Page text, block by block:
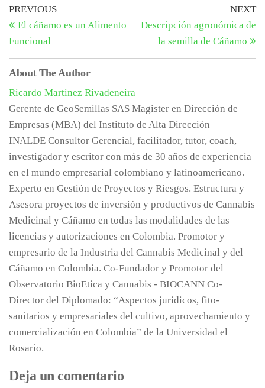
Navegación
de
entradas
Previous
Post
PREVIOUS
El cáñamo es un Alimento
Funcional
NEXT
Descripción agronómica de
la semilla de Cáñamo
About The Author
Ricardo Martinez Rivadeneira
Gerente de GeoSemillas SAS Magister en Dirección de
Empresas (MBA) del Instituto de Alta Dirección –
INALDE Consultor Gerencial, facilitador, tutor, coach,
investigador y escritor con más de 30 años de experiencia
en el mundo empresarial colombiano y latinoamericano.
Experto en Gestión de Proyectos y Riesgos. Estructura y
Asesora proyectos de inversión y productivos de Cannabis
Medicinal y Cáñamo en todas las modalidades de las
licencias y autorizaciones en Colombia. Promotor y
empresario de la Industria del Cannabis Medicinal y del
Cáñamo en Colombia. Co-Fundador y Promotor del
Observatorio BioEtica y Cannabis - BIOCANN Co-
Director del Diplomado: “Aspectos juridicos, fito-
sanitarios y empresariales del cultivo, aprovechamiento y
comercialización en Colombia” de la Universidad el
Rosario.
Deja un comentario